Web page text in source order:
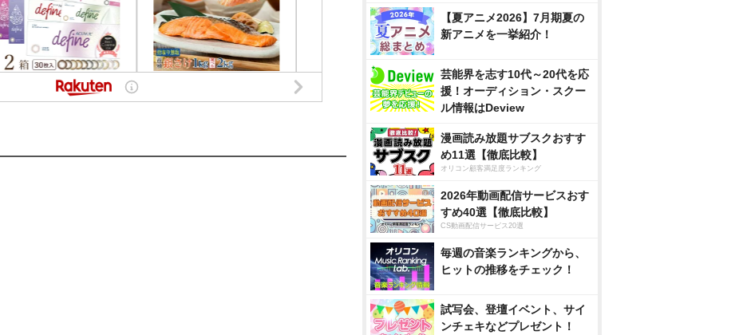
【夏アニメ2026】7月期夏の
新アニメを一挙紹介！
芸能界を志す10代～20代を応
援！オーディション・スクー
ル情報はDeview
漫画読み放題サブスクおすす
め11選【徹底比較】
オリコン顧客満足度ランキング
2026年動画配信サービスおす
すめ40選【徹底比較】
CS動画配信サービス20選
毎週の音楽ランキングから、
ヒットの推移をチェック！
試写会、登壇イベント、サイ
ンチェキなどプレゼント！